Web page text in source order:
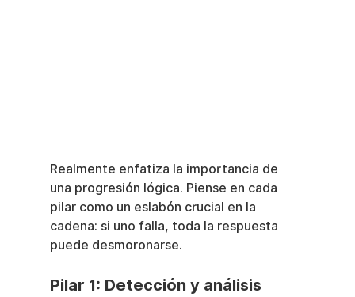
Realmente enfatiza la importancia de
una progresión lógica. Piense en cada
pilar como un eslabón crucial en la
cadena: si uno falla, toda la respuesta
puede desmoronarse.
Pilar 1: Detección y análisis